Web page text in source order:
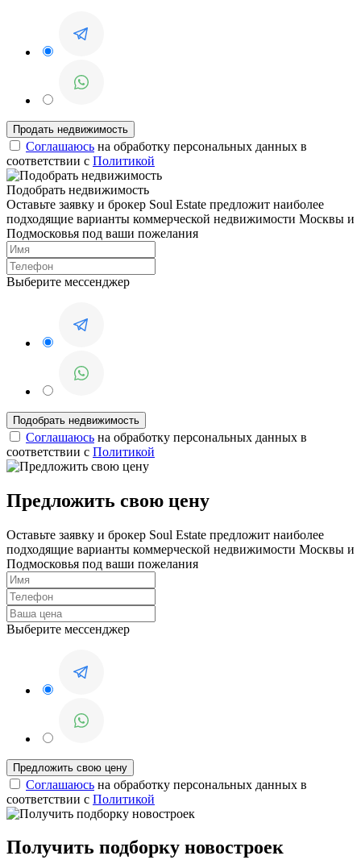
Соглашаюсь на обработку персональных данных в
соответствии с Политикой
Подобрать недвижимость
Оставьте заявку и брокер Soul Estate предложит наиболее
подходящие варианты коммерческой недвижимости Москвы и
Подмосковья под ваши пожелания
Выберите мессенджер
Соглашаюсь на обработку персональных данных в
соответствии с Политикой
Предложить свою цену
Оставьте заявку и брокер Soul Estate предложит наиболее
подходящие варианты коммерческой недвижимости Москвы и
Подмосковья под ваши пожелания
Выберите мессенджер
Соглашаюсь на обработку персональных данных в
соответствии с Политикой
Получить подборку новостроек